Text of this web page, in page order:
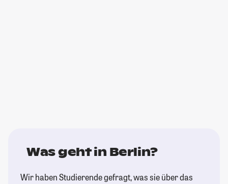
Was geht in Berlin?
Wir haben Studierende gefragt, was sie über das